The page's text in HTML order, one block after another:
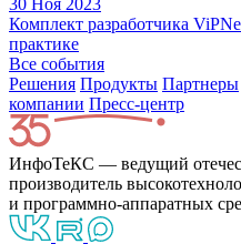
Комплект разработчика
практике
Все события
Решения Продукты Партнeры
компании Пресс-центр
ИнфоТеКС — ведущий
производитель
и программно-аппаратных